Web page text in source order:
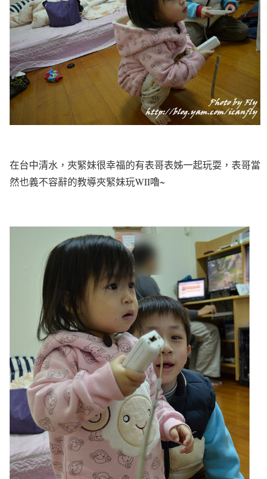
在台中清水，夾緊妹很幸福的有表哥表姊一起玩耍，表哥當
然也義不容辭的教導夾緊妹玩WII嚕~